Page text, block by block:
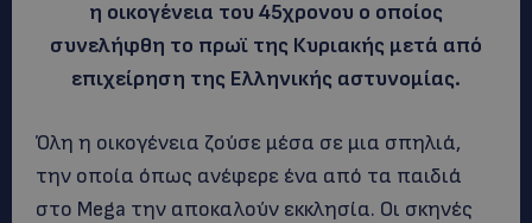
η οικογένεια του 45χρονου ο οποίος
συνελήφθη το πρωϊ της Κυριακής μετά από
επιχείρηση της Ελληνικής αστυνομίας.
Όλη η οικογένεια ζούσε μέσα σε μια σπηλιά,
την οποία όπως ανέφερε ένα από τα παιδιά
στο Mega την αποκαλούν εκκλησία. Οι σκηνές